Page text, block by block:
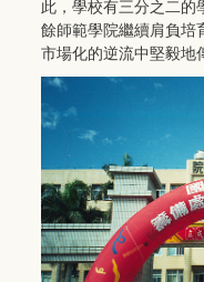
此，學校有三分之二的
餘師範學院繼續肩負培
市場化的逆流中堅毅地